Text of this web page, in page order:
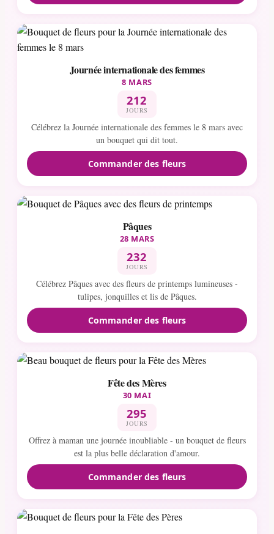
Journée internationale des femmes
8 MARS
212
JOURS
Célébrez la Journée internationale des femmes le 8 mars avec
un bouquet qui dit tout.
Commander des fleurs
Pâques
28 MARS
232
JOURS
Célébrez Pâques avec des fleurs de printemps lumineuses -
tulipes, jonquilles et lis de Pâques.
Commander des fleurs
Fête des Mères
30 MAI
295
JOURS
Offrez à maman une journée inoubliable - un bouquet de fleurs
est la plus belle déclaration d'amour.
Commander des fleurs